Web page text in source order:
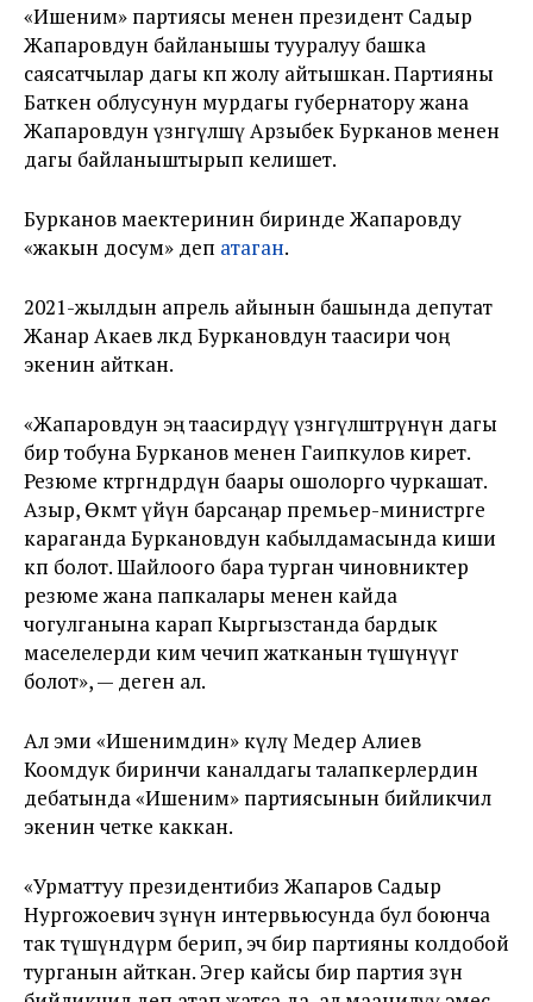
«Ишеним» партиясы менен президент Садыр
Жапаровдун байланышы тууралуу башка
саясатчылар дагы көп жолу айтышкан. Партияны
Баткен облусунун мурдагы губернатору жана
Жапаровдун үзөнгүлөшү Арзыбек Бурканов менен
дагы байланыштырып келишет.
Бурканов маектеринин биринде Жапаровду
«жакын досум» деп атаган.
2021-жылдын апрель айынын башында депутат
Жанар Акаев өлкөдө Буркановдун таасири чоң
экенин айткан.
«Жапаровдун эң таасирдүү үзөнгүлөштөрүнүн дагы
бир тобуна Бурканов менен Гаипкулов кирет.
Резюме көтөргөндөрдүн баары ошолорго чуркашат.
Азыр, Өкмөт үйүнө барсаңар премьер-министрге
караганда Буркановдун кабылдамасында киши
көп болот. Шайлоого бара турган чиновниктер
резюме жана папкалары менен кайда
чогулганына карап Кыргызстанда бардык
маселелерди ким чечип жатканын түшүнүүгө
болот», — деген ал.
Ал эми «Ишенимдин» өкүлү Медер Алиев
Коомдук биринчи каналдагы талапкерлердин
дебатында «Ишеним» партиясынын бийликчил
экенин четке каккан.
«Урматтуу президентибиз Жапаров Садыр
Нургожоевич өзүнүн интервьюсунда бул боюнча
так түшүндүрмө берип, эч бир партияны колдобой
турганын айткан. Эгер кайсы бир партия өзүн